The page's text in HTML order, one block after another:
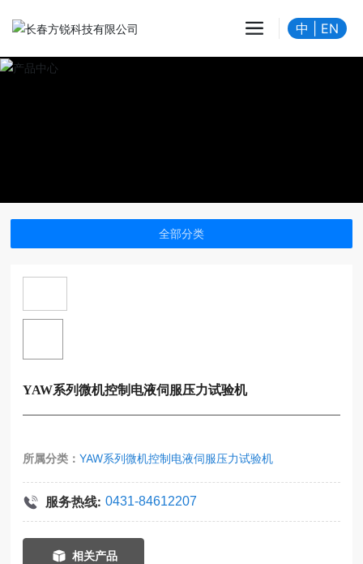
中 EN
全部分类
YAW系列微机控制电液伺服压力试验机
所属分类：YAW系列微机控制电液伺服压力试验机
服务热线: 0431-84612207
相关产品